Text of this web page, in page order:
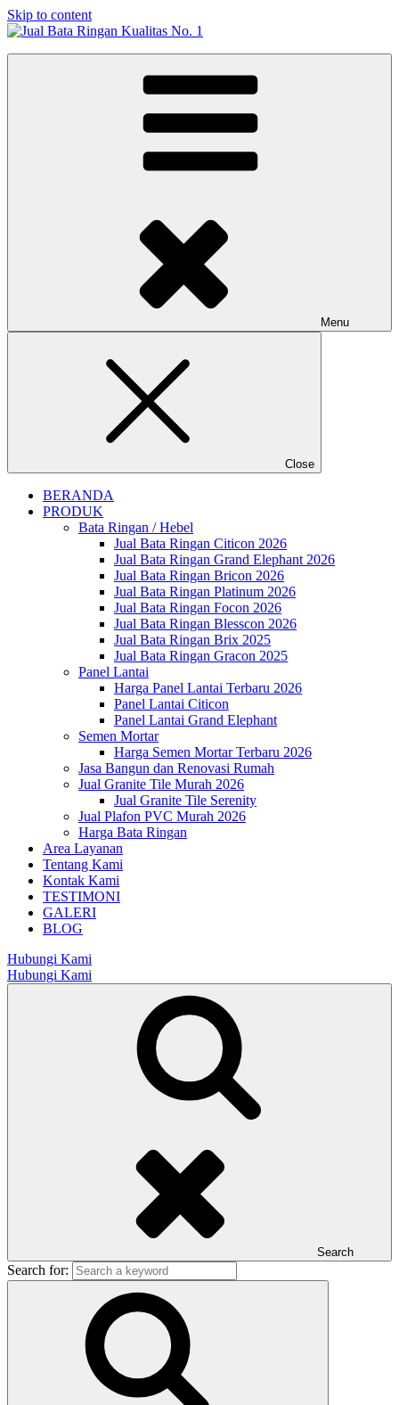
Skip to content
Jual Bata Ringan Kualitas No. 1
Menu
Close
BERANDA
PRODUK
Bata Ringan / Hebel
Jual Bata Ringan Citicon 2026
Jual Bata Ringan Grand Elephant 2026
Jual Bata Ringan Bricon 2026
Jual Bata Ringan Platinum 2026
Jual Bata Ringan Focon 2026
Jual Bata Ringan Blesscon 2026
Jual Bata Ringan Brix 2025
Jual Bata Ringan Gracon 2025
Panel Lantai
Harga Panel Lantai Terbaru 2026
Panel Lantai Citicon
Panel Lantai Grand Elephant
Semen Mortar
Harga Semen Mortar Terbaru 2026
Jasa Bangun dan Renovasi Rumah
Jual Granite Tile Murah 2026
Jual Granite Tile Serenity
Jual Plafon PVC Murah 2026
Harga Bata Ringan
Area Layanan
Tentang Kami
Kontak Kami
TESTIMONI
GALERI
BLOG
Hubungi Kami
Hubungi Kami
Search
Search for: